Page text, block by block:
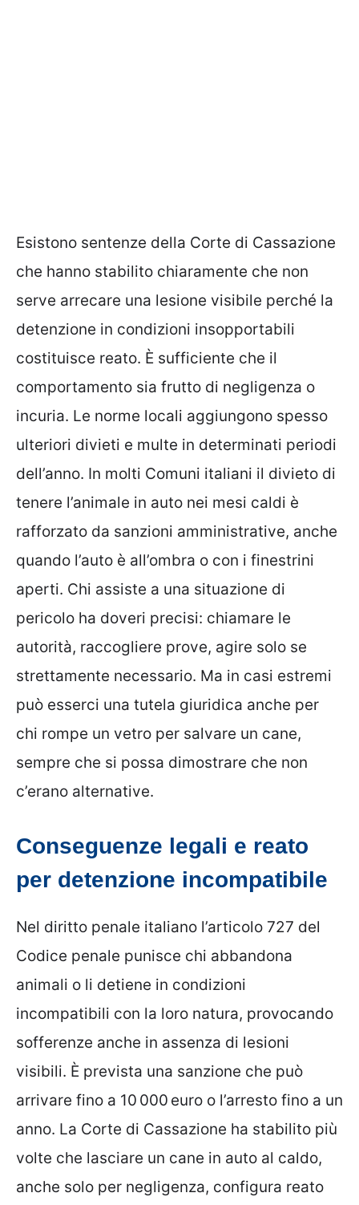
Esistono sentenze della Corte di Cassazione
che hanno stabilito chiaramente che non
serve arrecare una lesione visibile perché la
detenzione in condizioni insopportabili
costituisce reato. È sufficiente che il
comportamento sia frutto di negligenza o
incuria. Le norme locali aggiungono spesso
ulteriori divieti e multe in determinati periodi
dell’anno. In molti Comuni italiani il divieto di
tenere l’animale in auto nei mesi caldi è
rafforzato da sanzioni amministrative, anche
quando l’auto è all’ombra o con i finestrini
aperti. Chi assiste a una situazione di
pericolo ha doveri precisi: chiamare le
autorità, raccogliere prove, agire solo se
strettamente necessario. Ma in casi estremi
può esserci una tutela giuridica anche per
chi rompe un vetro per salvare un cane,
sempre che si possa dimostrare che non
c’erano alternative.
Conseguenze legali e reato
per detenzione incompatibile
Nel diritto penale italiano l’articolo 727 del
Codice penale punisce chi abbandona
animali o li detiene in condizioni
incompatibili con la loro natura, provocando
sofferenze anche in assenza di lesioni
visibili. È prevista una sanzione che può
arrivare fino a 10 000 euro o l’arresto fino a un
anno. La Corte di Cassazione ha stabilito più
volte che lasciare un cane in auto al caldo,
anche solo per negligenza, configura reato